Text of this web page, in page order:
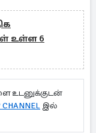
உள்ள 6
உடனுக்குடன்
CHANNEL இல்